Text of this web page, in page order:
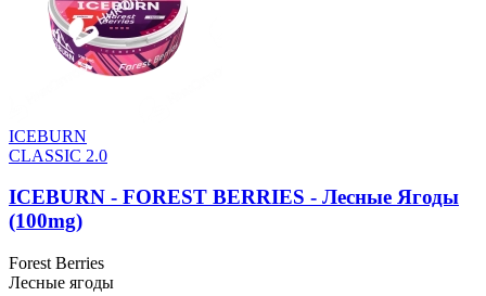
ICEBURN
CLASSIC 2.0
ICEBURN - FOREST BERRIES - Лесные Ягоды
(100mg)
Forest Berries
Лесные ягоды